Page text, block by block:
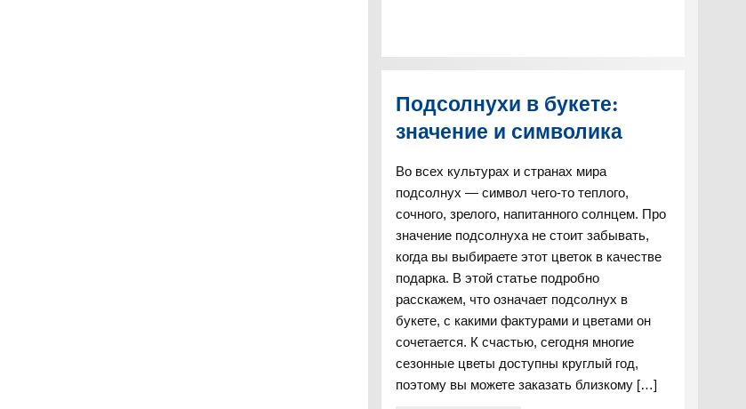
Подсолнухи в букете:
значение и символика
Во всех культурах и странах мира
подсолнух — символ чего-то теплого,
сочного, зрелого, напитанного солнцем. Про
значение подсолнуха не стоит забывать,
когда вы выбираете этот цветок в качестве
подарка. В этой статье подробно
расскажем, что означает подсолнух в
букете, с какими фактурами и цветами он
сочетается. К счастью, сегодня многие
сезонные цветы доступны круглый год,
поэтому вы можете заказать близкому […]